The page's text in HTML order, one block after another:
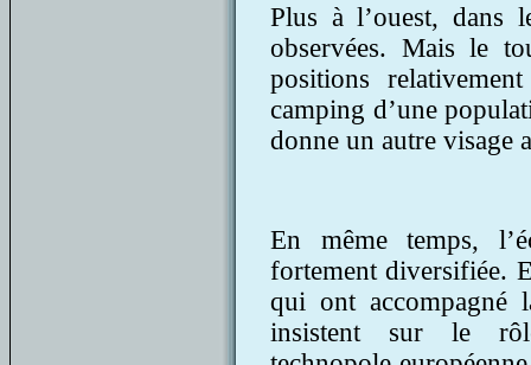
Plus à l’ouest, dans
observées. Mais le
positions
camping d’une
donne un autre visage
En même temps,
fortement diversifiée.
qui ont accompagné
insistent sur le